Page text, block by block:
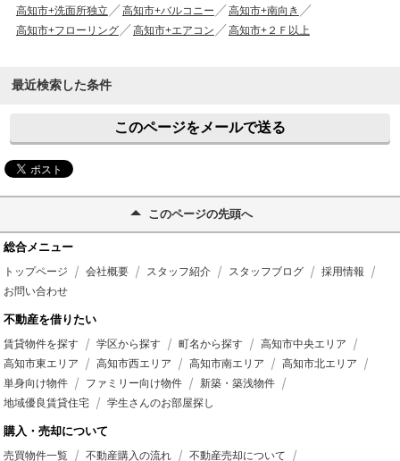
高知市+洗面所独立
高知市+バルコニー
高知市+南向き
高知市+フローリング
高知市+エアコン 高知市+２Ｆ以上
最近検索した条件
このページをメールで送る
このページの先頭へ
総合メニュー
トップページ 会社概要 スタッフ紹介 スタッフブログ
採用情報
お問い合わせ
不動産を借りたい
賃貸物件を探す 学区から探す 町名から探す
高知市中央エリア
高知市東エリア
高知市西エリア 高知市南エリア
高知市北エリア
単身向け物件
ファミリー向け物件
新築・築浅物件
地域優良賃貸住宅
学生さんのお部屋探し
購入・売却について
売買物件一覧 不動産購入の流れ
不動産売却について